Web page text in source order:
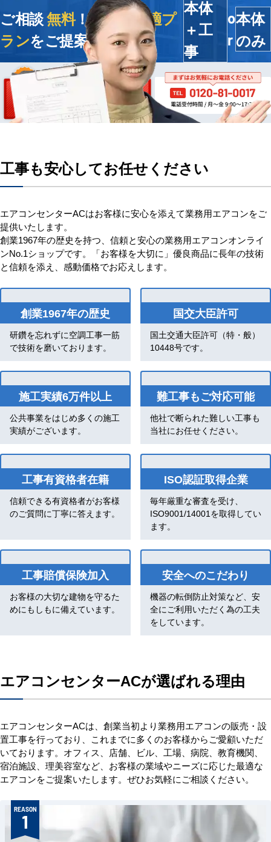
ご相談無料！今すぐ
最適プ
ランをご提案します
本体
＋工
事
o
r
本体
のみ
工事も安心してお任せください
エアコンセンターACはお客様に安心を添えて業務用エアコンをご
提供いたします。
創業1967年の歴史を持つ、信頼と安心の業務用エアコンオンライ
ンNo.1ショップです。「お客様を大切に」優良商品に長年の技術
と信頼を添え、感動価格でお応えします。
創業1967年の歴史
研鑽を忘れずに空調工事一筋
で技術を磨いております。
国交大臣許可
国土交通大臣許可（特・般）
10448号です。
施工実績6万件以上
公共事業をはじめ多くの施工
実績がございます。
難工事もご対応可能
他社で断られた難しい工事も
当社にお任せください。
工事有資格者在籍
信頼できる有資格者がお客様
のご質問に丁寧に答えます。
ISO認証取得企業
毎年厳重な審査を受け、
ISO9001/14001を取得してい
ます。
工事賠償保険加入
お客様の大切な建物を守るた
めにもしもに備えています。
安全へのこだわり
機器の転倒防止対策など、安
全にご利用いただく為の工夫
をしています。
エアコンセンターACが選ばれる理由
エアコンセンターACは、創業当初より業務用エアコンの販売・設
置工事を行っており、これまでに多くのお客様からご愛顧いただ
いております。オフィス、店舗、ビル、工場、病院、教育機関、
宿泊施設、理美容室など、お客様の業域やニーズに応じた最適な
エアコンをご提案いたします。ぜひお気軽にご相談ください。
REASON
1